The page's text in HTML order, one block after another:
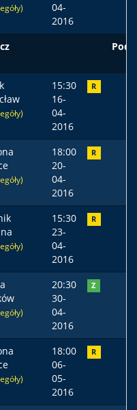
04-
2016
15:30
16-
04-
2016
R
18:00
20-
04-
2016
R
15:30
23-
04-
2016
R
20:30
30-
04-
2016
Z
18:00
06-
05-
2016
R